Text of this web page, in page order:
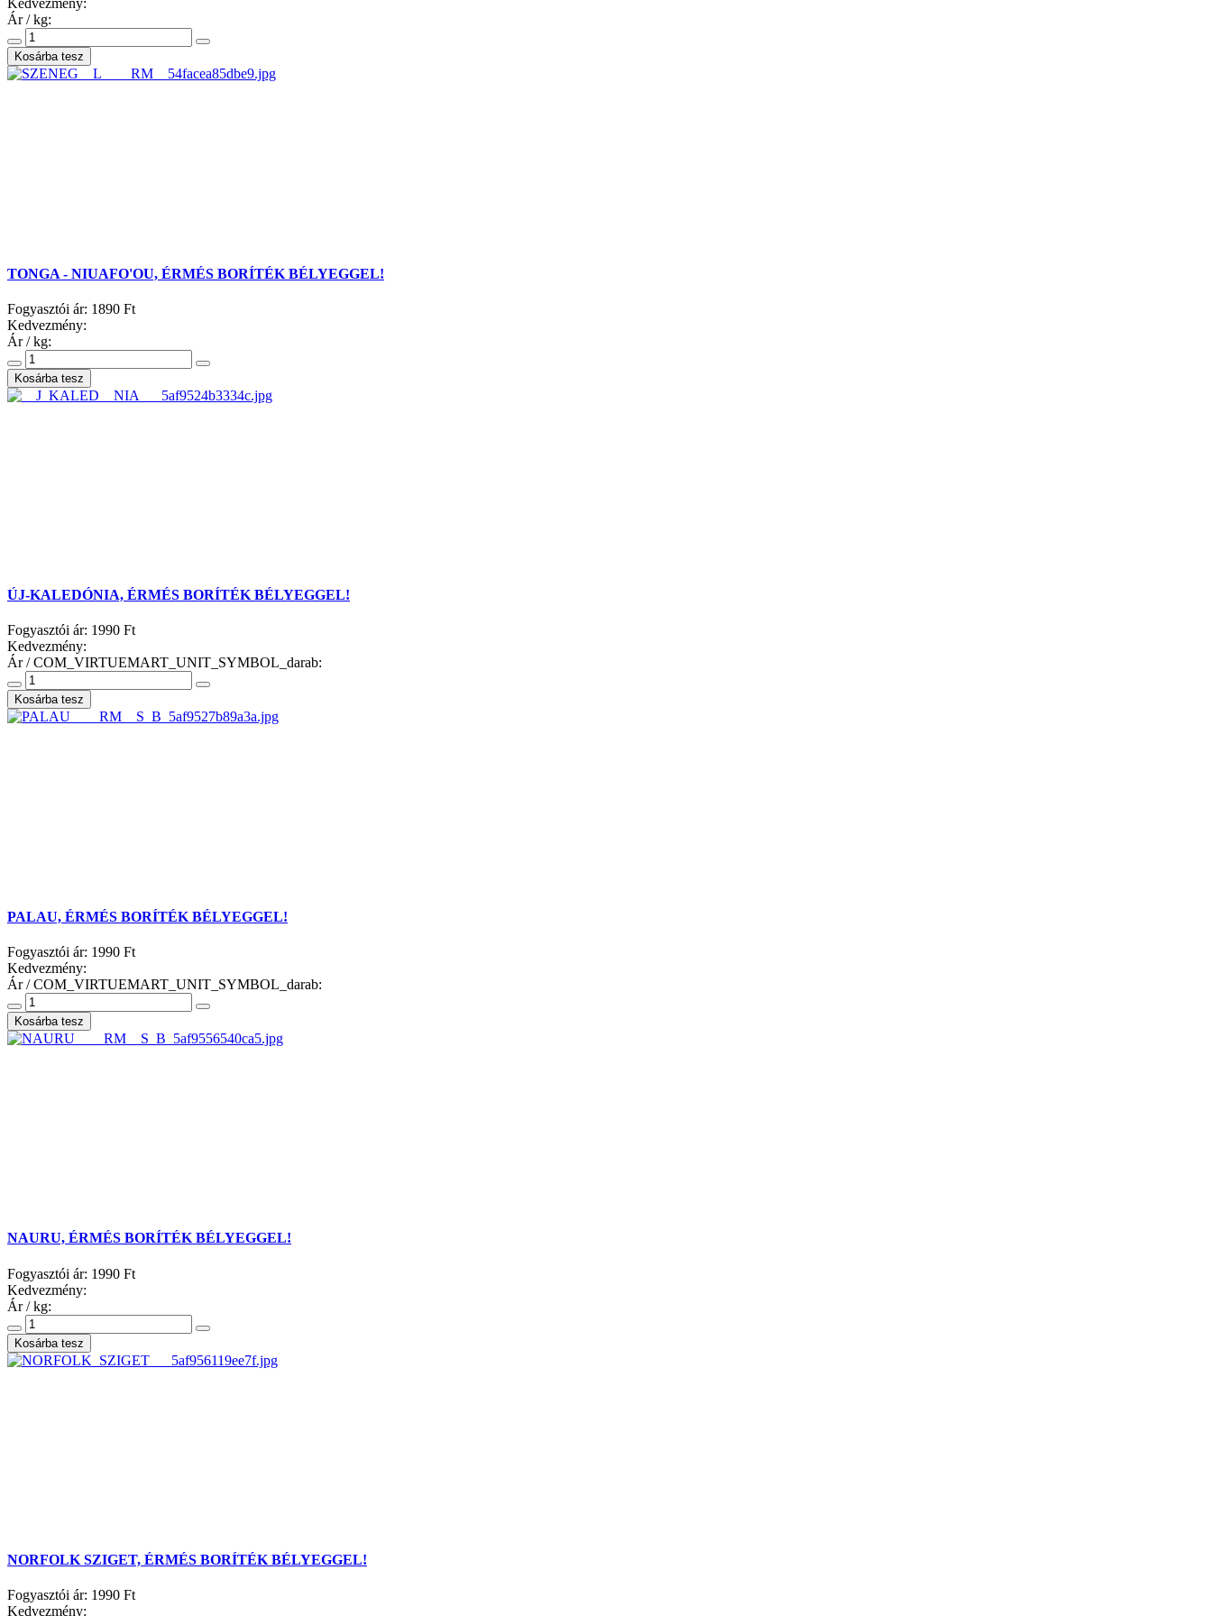
Kedvezmény:
Ár / kg:
TONGA - NIUAFO'OU, ÉRMÉS BORÍTÉK BÉLYEGGEL!
Fogyasztói ár: 1890 Ft
Kedvezmény:
Ár / kg:
ÚJ-KALEDÓNIA, ÉRMÉS BORÍTÉK BÉLYEGGEL!
Fogyasztói ár: 1990 Ft
Kedvezmény:
Ár / COM_VIRTUEMART_UNIT_SYMBOL_darab:
PALAU, ÉRMÉS BORÍTÉK BÉLYEGGEL!
Fogyasztói ár: 1990 Ft
Kedvezmény:
Ár / COM_VIRTUEMART_UNIT_SYMBOL_darab:
NAURU, ÉRMÉS BORÍTÉK BÉLYEGGEL!
Fogyasztói ár: 1990 Ft
Kedvezmény:
Ár / kg:
NORFOLK SZIGET, ÉRMÉS BORÍTÉK BÉLYEGGEL!
Fogyasztói ár: 1990 Ft
Kedvezmény: